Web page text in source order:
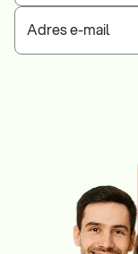
Adres e-mail